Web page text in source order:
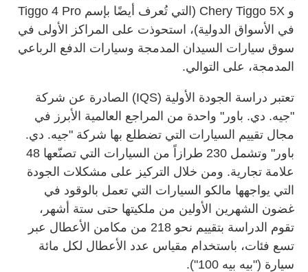
و Chery Tiggo 5X (التي تُعرف أيضًا بإسم Tiggo 4 Pro
في الأسواق الدولية)، استحوذت على المراكز الأولى في
سوق سيارات السيدان المدمجة وسيارات الدفع الرباعي
المدمجة، على التوالي.
تعتبر دراسة الجودة الأولية (IQS) الصادرة عن شركة
"جيه. دي. باور" واحدة من المراجع العالمية الأبرز في
مجال تقييم السيارات التي تضطلع بها شركة "جيه. دي.
باور" وتشمل 230 طرازاً من السيارات التي تصنّعها 48
علامة تجارية. ومن خلال التركيز على مشكلات الجودة
التي يواجهها مالكو السيارات التي تعمل بالوقود في
غضون الشهرين الأولين من ملكيتها حتى ستة أشهر،
تقوم الدراسة بتقييم نحو 218 من مكامن الأعطال عبر
تسع فئات، باستخدام مقياس عدد الأعطال لكل مائة
سيارة ("بيه بيه 100").